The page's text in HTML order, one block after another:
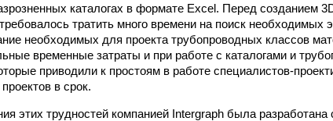
каталогах в формате Excel. Перед созданием
тратить много времени на поиск необходимых
необходимых для проекта трубопроводных классов
временные затраты и при работе с каталогами и
приводили к простоям в работе специалистов-
в срок.
этих трудностей компанией Intergraph была разработана